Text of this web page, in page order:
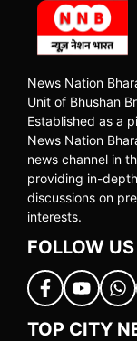
News Nation
Unit of Bhushan
Established as a
News Nation
news channel in
providing in-
discussions on
interests.
FOLLOW US
TOP CITY